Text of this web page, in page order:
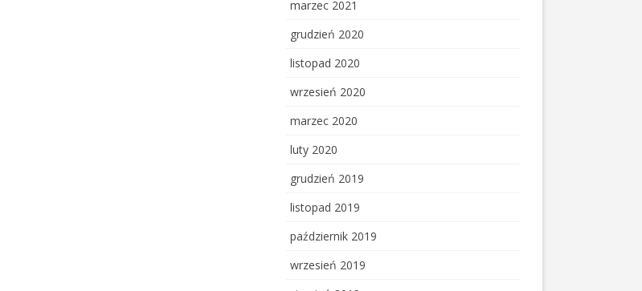
marzec 2021
grudzień 2020
listopad 2020
wrzesień 2020
marzec 2020
luty 2020
grudzień 2019
listopad 2019
październik 2019
wrzesień 2019